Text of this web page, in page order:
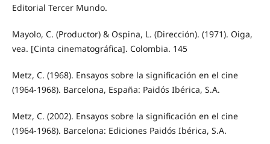
Editorial Tercer Mundo.
Mayolo, C. (Productor) & Ospina, L. (Dirección). (1971). Oiga,
vea. [Cinta cinematográfica]. Colombia. 145
Metz, C. (1968). Ensayos sobre la significación en el cine
(1964-1968). Barcelona, España: Paidós Ibérica, S.A.
Metz, C. (2002). Ensayos sobre la significación en el cine
(1964-1968). Barcelona: Ediciones Paidós Ibérica, S.A.